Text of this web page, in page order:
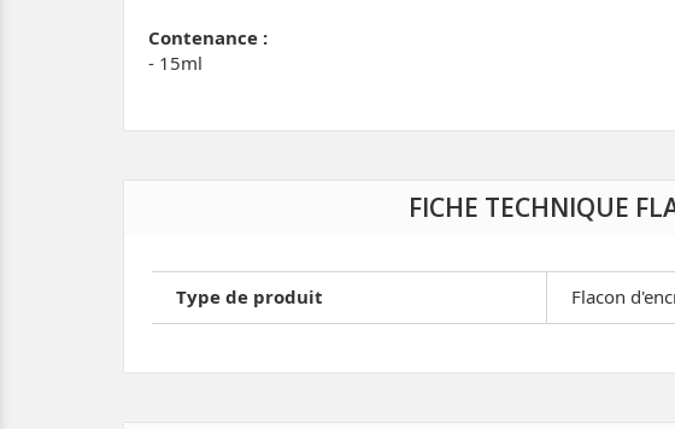
Contenance :
- 15ml
FICHE TECHNIQUE
Type de produit Flacon